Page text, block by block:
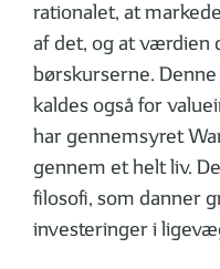
rationalet, at
af det, og at værdien
børskurserne.
kaldes også for
har gennemsyret
gennem et helt liv.
filosofi, som danner
investeringer i